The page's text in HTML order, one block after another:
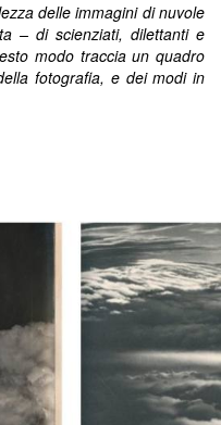
delle immagini di nuvole
– di scienziati, dilettanti e
modo traccia un quadro
fotografia, e dei modi in